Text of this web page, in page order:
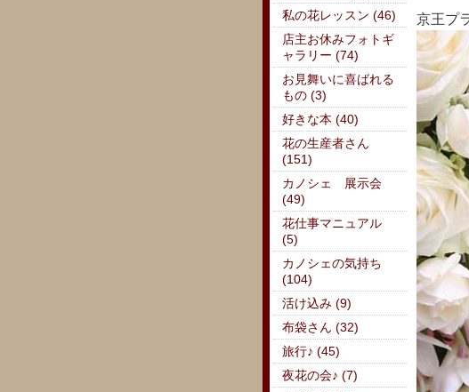
京王プ
私の花レッスン (46)
店主お休みフォトギ
ャラリー (74)
お見舞いに喜ばれる
もの (3)
好きな本 (40)
花の生産者さん
(151)
カノシェ 展示会
(49)
花仕事マニュアル
(5)
カノシェの気持ち
(104)
活け込み (9)
布袋さん (32)
旅行♪ (45)
夜花の会♪ (7)